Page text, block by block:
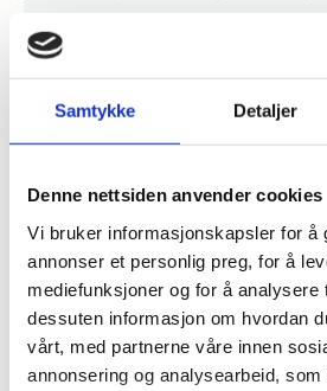
Samtykke Detaljer
Denne nettsiden anvender cookies
Vi bruker informasjonskapsler for å
annonser et personlig preg, for å
mediefunksjoner og for å
dessuten informasjon om hvordan
vårt, med partnerne våre innen
annonsering og analysearbeid,
Tetting og sikring av alle
Testing av nytt utstyr for riktig
Justering og tilpasning av